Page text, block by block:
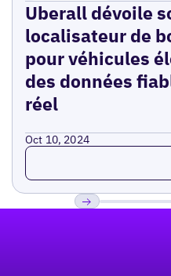
Uberall dévoile
localisateur de
pour véhicules
des données
réel
Oct 10, 2024
Read more